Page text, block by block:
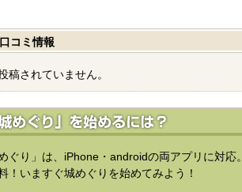
コミ情報
稿されていません。
ぐり」は、iPhone・androidの両アプリに対応。
！いますぐ城めぐりを始めてみよう！